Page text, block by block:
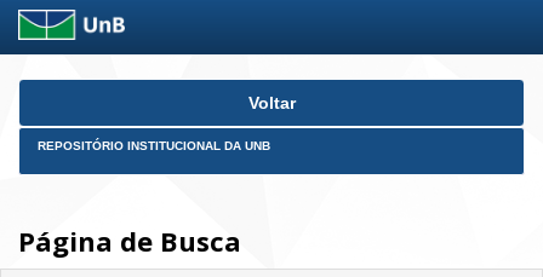
Skip
Voltar
REPOSITÓRIO INSTITUCIONAL DA UNB
Página de Busca